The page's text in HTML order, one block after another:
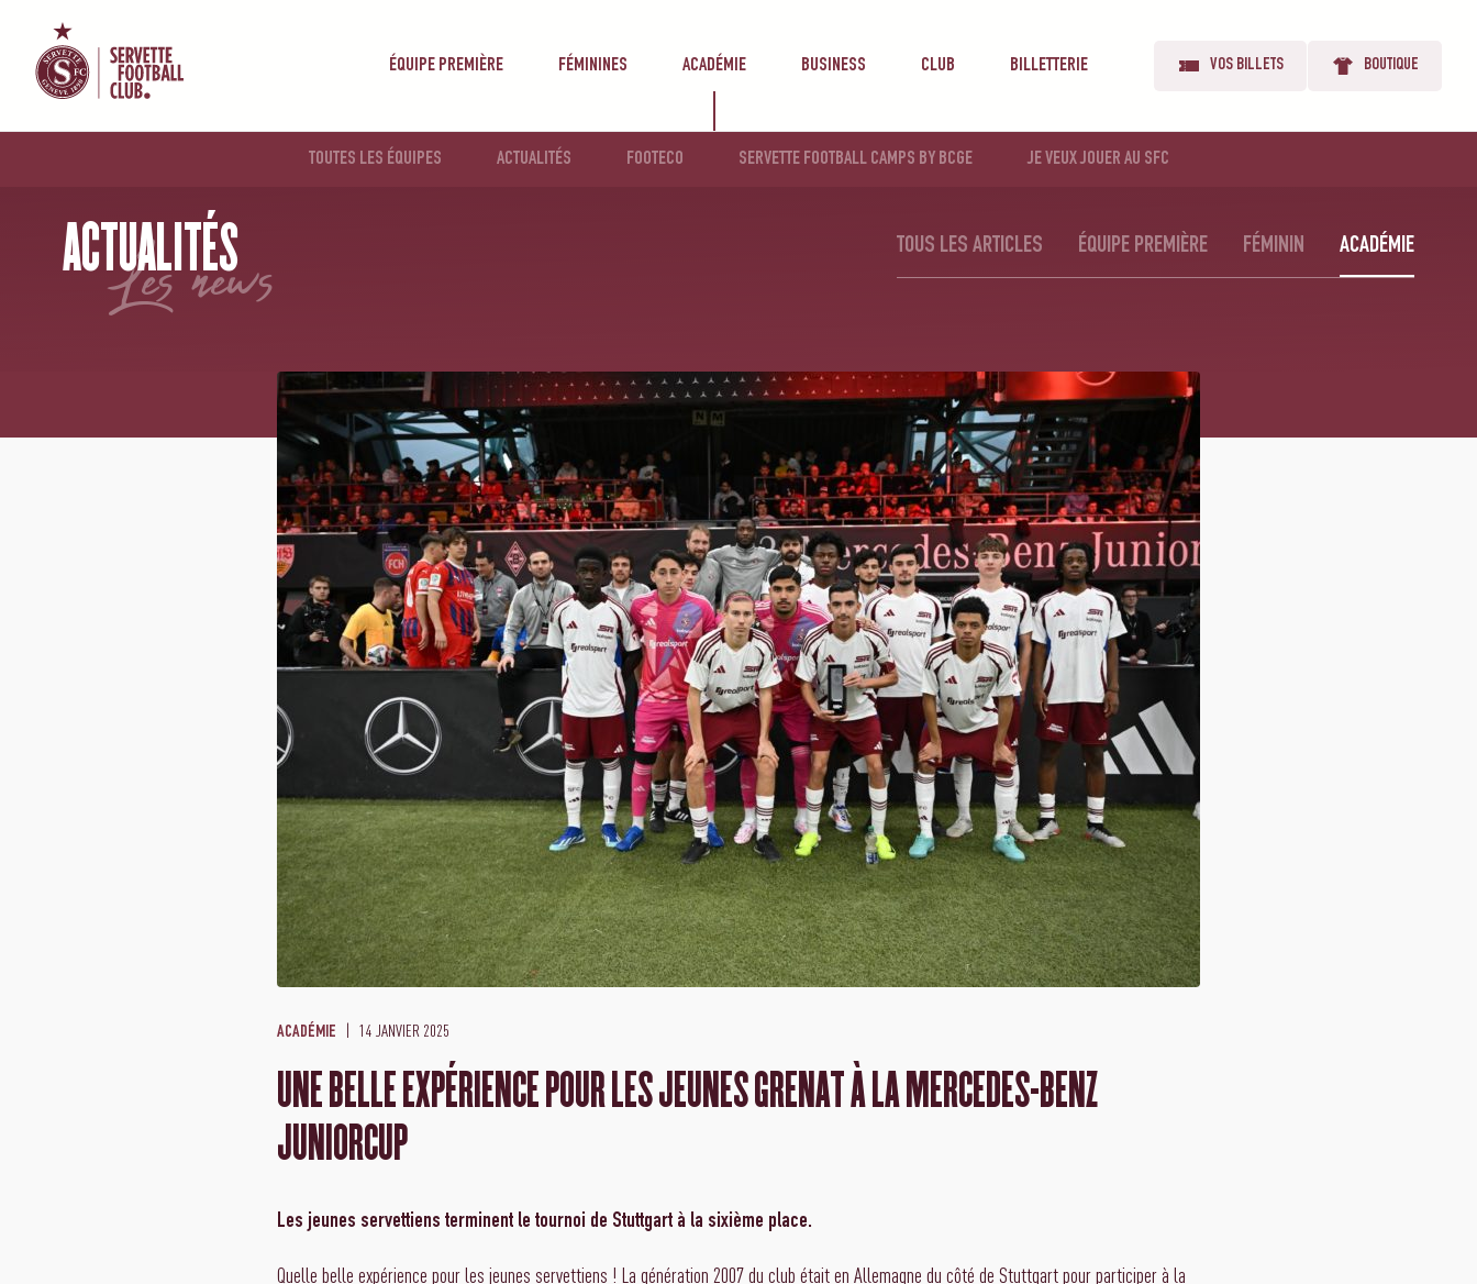
ÉQUIPE PREMIÈRE FÉMININES ACADÉMIE BUSINESS CLUB BILLETTERIE
TOUTES LES ÉQUIPES ACTUALITÉS FOOTECO SERVETTE FOOTBALL CAMPS BY BCGE JE VEUX JOUER AU SFC
VOS BILLETS BOUTIQUE
UNE BELLE EXPÉRIENCE POUR LES JEUNES GRENAT À LA MERCEDES-BENZ JUNIORCUP
ACTUALITÉS
les news TOUS LES ARTICLES ÉQUIPE PREMIÈRE FÉMININ ACADÉMIE
ACADÉMIE 14 JANVIER 2025
UNE BELLE EXPÉRIENCE POUR LES JEUNES GRENAT À LA MERCEDES-BENZ
JUNIORCUP
Les jeunes servettiens terminent le tournoi de Stuttgart à la sixième place.
Quelle belle expérience pour les jeunes servettiens ! La génération 2007 du club était en Allemagne du côté de Stuttgart pour participer à la